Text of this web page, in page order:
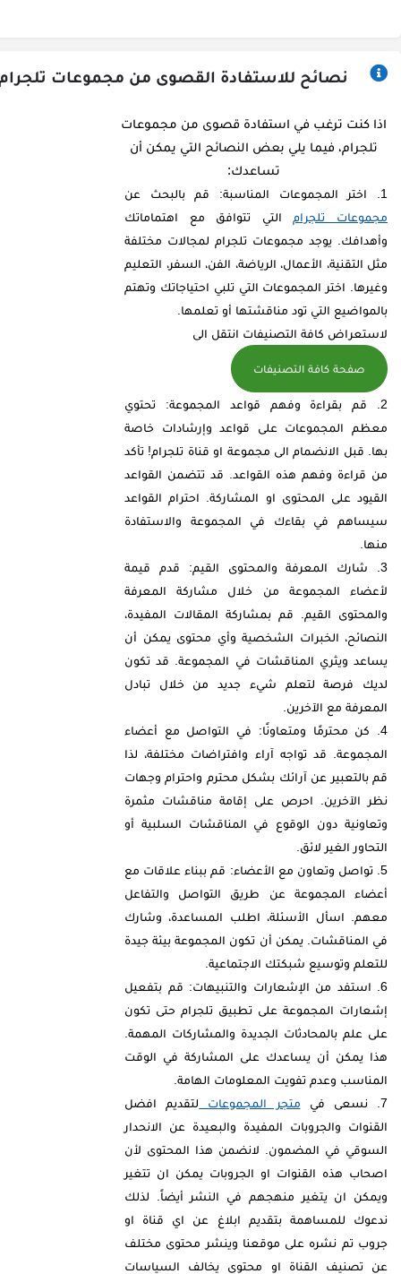
نصائح للاستفادة القصوى من مجموعات
اذا كنت ترغب في استفادة قصوى من مجموعات
تلجرام، فيما يلي بعض النصائح التي يمكن أن
تساعدك:
اختر المجموعات المناسبة: قم بالبحث عن
مجموعات تلجرام التي تتوافق مع اهتماماتك
وأهدافك. يوجد مجموعات تلجرام لمجالات مختلفة
مثل التقنية، الأعمال، الرياضة، الفن، السفر، التعليم
وغيرها. اختر المجموعات التي تلبي احتياجاتك وتهتم
بالمواضيع التي تود مناقشتها أو تعلمها.
لاستعراض كافة التصنيفات انتقل الى
صفحة كافة التصنيفات
قم بقراءة وفهم قواعد المجموعة: تحتوي
معظم المجموعات على قواعد وإرشادات خاصة
بها. قبل الانضمام الى مجموعة او قناة تلجرام! تأكد
من قراءة وفهم هذه القواعد. قد تتضمن القواعد
القيود على المحتوى او المشاركة. احترام القواعد
سيساهم في بقاءك في المجموعة والاستفادة
منها.
شارك المعرفة والمحتوى القيم: قدم قيمة
لأعضاء المجموعة من خلال مشاركة المعرفة
والمحتوى القيم. قم بمشاركة المقالات المفيدة،
النصائح، الخبرات الشخصية وأي محتوى يمكن أن
يساعد ويثري المناقشات في المجموعة. قد تكون
لديك فرصة لتعلم شيء جديد من خلال تبادل
المعرفة مع الآخرين.
كن محترمًا ومتعاونًا: في التواصل مع أعضاء
المجموعة. قد تواجه آراء وافتراضات مختلفة، لذا
قم بالتعبير عن آرائك بشكل محترم واحترام وجهات
نظر الآخرين. احرص على إقامة مناقشات مثمرة
وتعاونية دون الوقوع في المناقشات السلبية أو
التحاور الغير لائق.
تواصل وتعاون مع الأعضاء: قم ببناء علاقات مع
أعضاء المجموعة عن طريق التواصل والتفاعل
معهم. اسأل الأسئلة، اطلب المساعدة، وشارك
في المناقشات. يمكن أن تكون المجموعة بيئة جيدة
للتعلم وتوسيع شبكتك الاجتماعية.
استفد من الإشعارات والتنبيهات: قم بتفعيل
إشعارات المجموعة على تطبيق تلجرام حتى تكون
على علم بالمحادثات الجديدة والمشاركات المهمة.
هذا يمكن أن يساعدك على المشاركة في الوقت
المناسب وعدم تفويت المعلومات الهامة.
نسعى في متجر المجموعات لتقديم افضل
القنوات والجروبات المفيدة والبعيدة عن الانحدار
السوقي في المضمون. لانضمن هذا المحتوى لأن
اصحاب هذه القنوات او الجروبات يمكن ان تتغير
ويمكن ان يتغير منهجهم في النشر أيضاً. لذلك
ندعوك للمساهمة بتقديم ابلاغ عن اي قناة او
جروب تم نشره على موقعنا وينشر محتوى مختلف
عن تصنيف القناة او محتوى يخالف السياسات